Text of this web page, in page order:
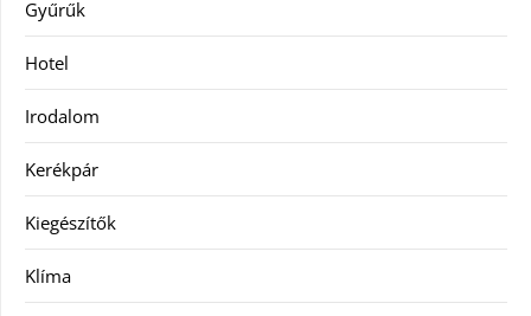
Gyűrűk
Hotel
Irodalom
Kerékpár
Kiegészítők
Klíma